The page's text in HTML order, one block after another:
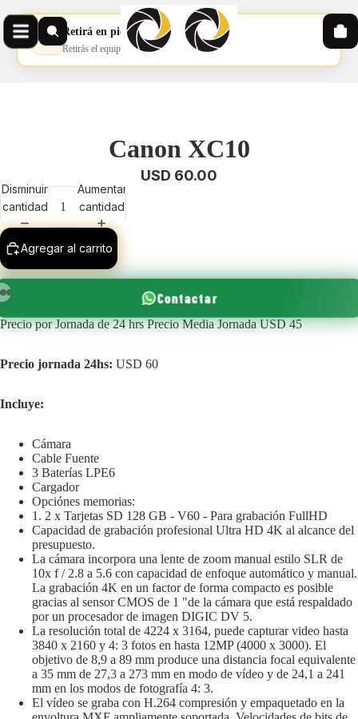
📦 Retirá en pickup
Retirás el equipo en nuestro pickup
Canon XC10
USD 60.00
Disminuir
cantidad
Aumentar
cantidad
Agregar al carrito
Contactar
Precio por Jornada de 24 hrs Precio Media Jornada USD 45
Precio jornada 24hs: USD 60
Incluye:
Cámara
Cable Fuente
3 Baterías LPE6
Cargador
Opciónes memorias:
1. 2 x Tarjetas SD 128 GB - V60 - Para grabación FullHD
Capacidad de grabación profesional Ultra HD 4K al alcance del
presupuesto.
La cámara incorpora una lente de zoom manual estilo SLR de
10x f / 2.8 a 5.6 con capacidad de enfoque automático y manual.
La grabación 4K en un factor de forma compacto es posible
gracias al sensor CMOS de 1 "de la cámara que está respaldado
por un procesador de imagen DIGIC DV 5.
La resolución total de 4224 x 3164, puede capturar video hasta
3840 x 2160 y 4: 3 fotos en hasta 12MP (4000 x 3000). El
objetivo de 8,9 a 89 mm produce una distancia focal equivalente
a 35 mm de 27,3 a 273 mm en modo de vídeo y de 24,1 a 241
mm en los modos de fotografía 4: 3.
El vídeo se graba con H.264 compresión y empaquetado en la